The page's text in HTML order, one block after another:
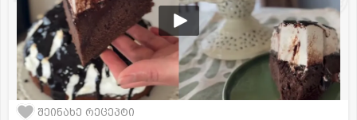
შეინახე რეცეპტი